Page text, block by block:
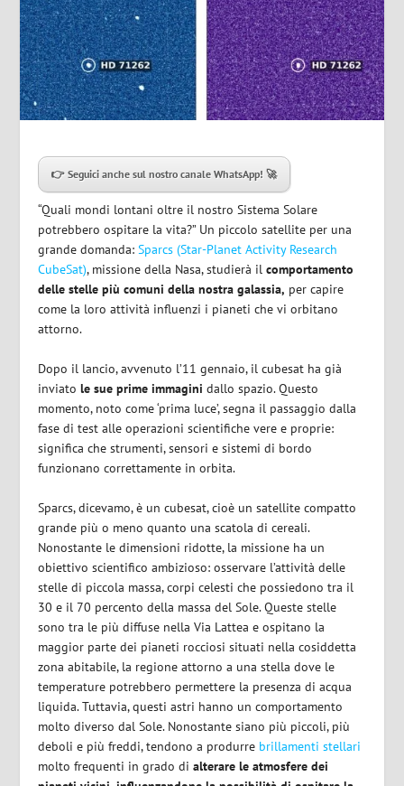
👉 Seguici anche sul nostro canale WhatsApp! 🚀
“Quali mondi lontani oltre il nostro Sistema Solare
potrebbero ospitare la vita?” Un piccolo satellite per una
grande domanda: Sparcs (Star-Planet Activity Research
CubeSat), missione della Nasa, studierà ilcomportamento
delle stelle più comuni della nostra galassia, per capire
come la loro attività influenzi i pianeti che vi orbitano
attorno.
Dopo il lancio, avvenuto l’11 gennaio, il cubesat ha già
inviato le sue prime immagini dallo spazio. Questo
momento, noto come ‘prima luce’, segna il passaggio dalla
fase di test alle operazioni scientifiche vere e proprie:
significa che strumenti, sensori e sistemi di bordo
funzionano correttamente in orbita.
Sparcs, dicevamo, è un cubesat, cioè un satellite compatto
grande più o meno quanto una scatola di cereali.
Nonostante le dimensioni ridotte, la missione ha un
obiettivo scientifico ambizioso: osservare l’attività delle
stelle di piccola massa, corpi celesti che possiedono tra il
30 e il 70 percento della massa del Sole. Queste stelle
sono tra le più diffuse nella Via Lattea e ospitano la
maggior parte dei pianeti rocciosi situati nella cosiddetta
zona abitabile, la regione attorno a una stella dove le
temperature potrebbero permettere la presenza di acqua
liquida. Tuttavia, questi astri hanno un comportamento
molto diverso dal Sole. Nonostante siano più piccoli, più
deboli e più freddi, tendono a produrre brillamenti stellari
molto frequenti in grado dialterare le atmosfere dei